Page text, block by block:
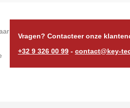
Vragen? Contacteer onze
+32 9 326 00 99- contact@key-